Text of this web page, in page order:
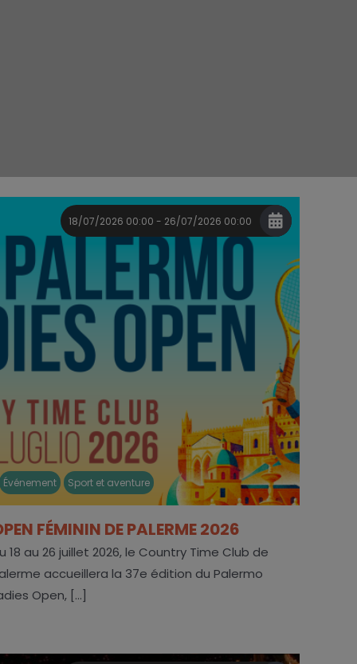
18/07/2026 00:00 - 26/07/2026 00:00
Événement Sport et aventure
FÉMININ DE PALERME 2026
18 au 26 juillet 2026, le Country Time Club de
accueillera la 37e édition du Palermo
Open, [...]